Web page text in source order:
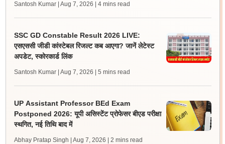
Santosh Kumar | Aug 7, 2026 | 4 mins read
SSC GD Constable Result 2026 LIVE:
एसएससी जीडी कांस्टेबल रिजल्ट कब आएगा? जानें लेटेस्ट
अपडेट, स्कोरकार्ड लिंक
Santosh Kumar | Aug 7, 2026 | 5 mins read
UP Assistant Professor BEd Exam
Postponed 2026: यूपी असिस्टेंट प्रोफेसर बीएड परीक्षा
स्थगित, नई तिथि बाद में
Abhay Pratap Singh | Aug 7, 2026 | 2 mins read